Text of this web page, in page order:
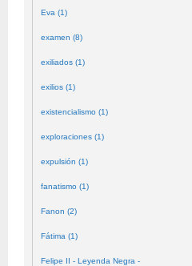
Eva (1)
examen (8)
exiliados (1)
exilios (1)
existencialismo (1)
exploraciones (1)
expulsión (1)
fanatismo (1)
Fanon (2)
Fátima (1)
Felipe II - Leyenda Negra -